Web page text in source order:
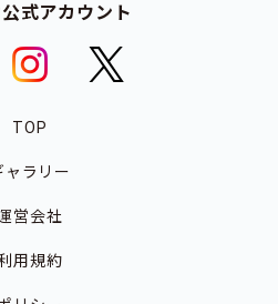
式アカウント
TOP
ャラリー
営会社
用規約